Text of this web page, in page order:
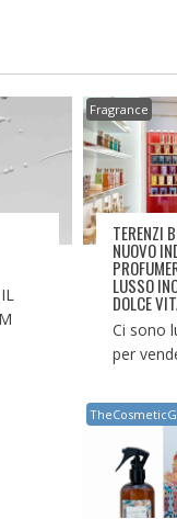
Fragrance
TERENZI
NUOVO
LUSSO
DOLCE
Ci sono
per